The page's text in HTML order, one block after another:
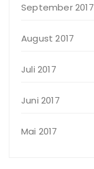
September 2017
August 2017
Juli 2017
Juni 2017
Mai 2017